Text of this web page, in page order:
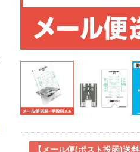
【メール便(ポスト投函)送